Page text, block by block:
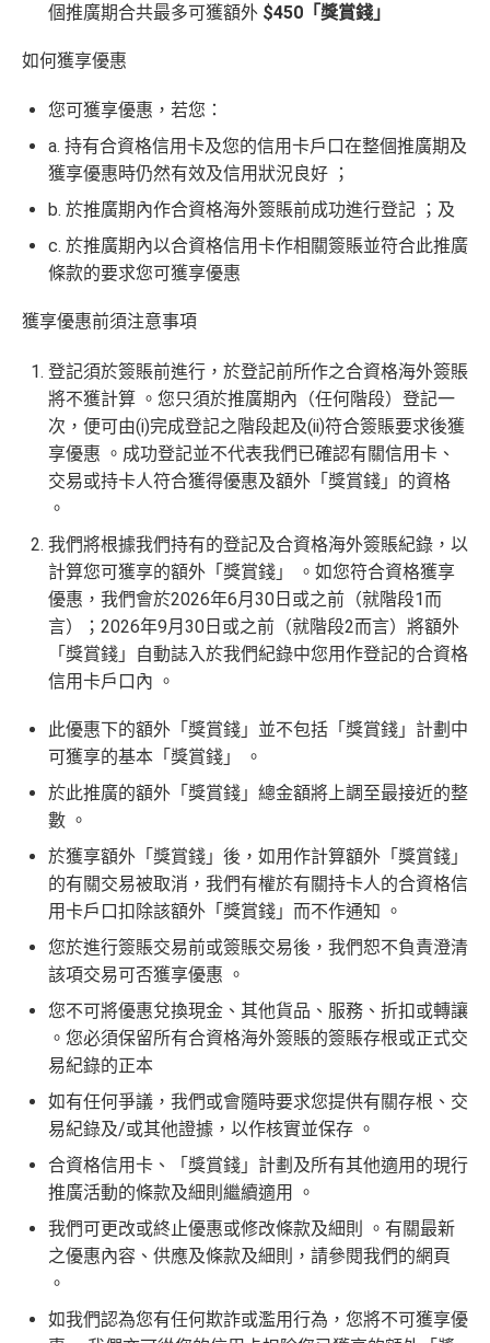
開卡門檻唔算高，年薪要求HK$12萬（即月薪HK$10,0
網上繳費都有回贈（每月首HK$10,000先有）
❎缺點
得首兩年年費豁免
八達通自動增值得0.4%回贈
增值電子錢包（Payme、八達通、Wechat Pay 及Alip
ay）唔計迎新合資格簽賬
個推廣期合共最多可獲額外 $450「獎賞錢」
如何獲享優惠
您可獲享優惠，若您：
a. 持有合資格信用卡及您的信用卡戶口在整個推廣期及
獲享優惠時仍然有效及信用狀況良好 ；
b. 於推廣期內作合資格海外簽賬前成功進行登記 ； 及
c. 於推廣期內以合資格信用卡作相關簽賬並符合此推廣
條款的要求您可獲享優惠
獲享優惠前須注意事項
登記須於簽賬前進行，於登記前所作之合資格海外簽賬
將不獲計算 。您只須於推廣期內（任何階段）登記一
次，便可由(i)完成登記之階段起及(ii)符合簽賬要求後獲
享優惠 。成功登記並不代表我們已確認有關信用卡、
交易或持卡人符合獲得優惠及額外「獎賞錢」的資格
。
我們將根據我們持有的登記及合資格海外簽賬紀錄，以
計算您可獲享的額外「獎賞錢」 。如您符合資格獲享
優惠，我們會於2026年6月30日或之前（就階段1而
言）；2026年9月30日或之前（就階段2而言）將額外
「獎賞錢」自動誌入於我們紀錄中您用作登記的合資格
信用卡戶口內 。
此優惠下的額外「獎賞錢」並不包括「獎賞錢」計劃中
可獲享的基本「獎賞錢」 。
於此推廣的額外「獎賞錢」總金額將上調至最接近的整
數 。
於獲享額外「獎賞錢」後，如用作計算額外「獎賞錢」
的有關交易被取消，我們有權於有關持卡人的合資格信
用卡戶口扣除該額外「獎賞錢」而不作通知 。
您於進行簽賬交易前或簽賬交易後，我們恕不負責澄清
該項交易可否獲享優惠 。
您不可將優惠兌換現金、其他貨品、服務、折扣或轉讓
。您必須保留所有合資格海外簽賬的簽賬存根或正式交
易紀錄的正本
如有任何爭議，我們或會隨時要求您提供有關存根、交
易紀錄及/或其他證據，以作核實並保存 。
合資格信用卡、「獎賞錢」計劃及所有其他適用的現行
推廣活動的條款及細則繼續適用 。
我們可更改或終止優惠或修改條款及細則 。有關最新
之優惠內容、供應及條款及細則，請參閱我們的網頁
。
如我們認為您有任何欺詐或濫用行為，您將不可獲享優